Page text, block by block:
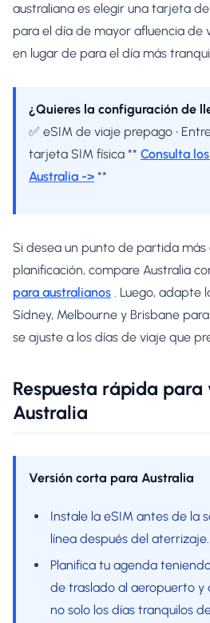
australiana es elegir una tarjeta
para el día de mayor afluencia de
en lugar de para el día más
¿Quieres la configuración de
✅ eSIM de viaje prepago •
tarjeta SIM física ** Consulta
Australia -> **
Si desea un punto de partida más
planificación, compare Australia
para australianos . Luego, adapte
Sídney, Melbourne y Brisbane
se ajuste a los días de viaje que
Respuesta rápida para
Australia
Versión corta para Australia
Instale la eSIM antes de la
línea después del aterrizaje.
Planifica tu agenda
de traslado al aeropuerto y
no solo los días tranquilos